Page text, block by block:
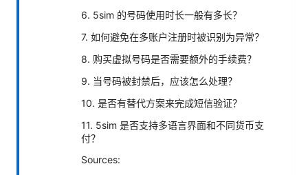
6. 5sim 的号码使用时长一般有多长？
7. 如何避免在多账户注册时被识别为异常？
8. 购买虚拟号码是否需要额外的手续费？
9. 当号码被封禁后，应该怎么处理？
10. 是否有替代方案来完成短信验证？
11. 5sim 是否支持多语言界面和不同货币支
付？
Sources: